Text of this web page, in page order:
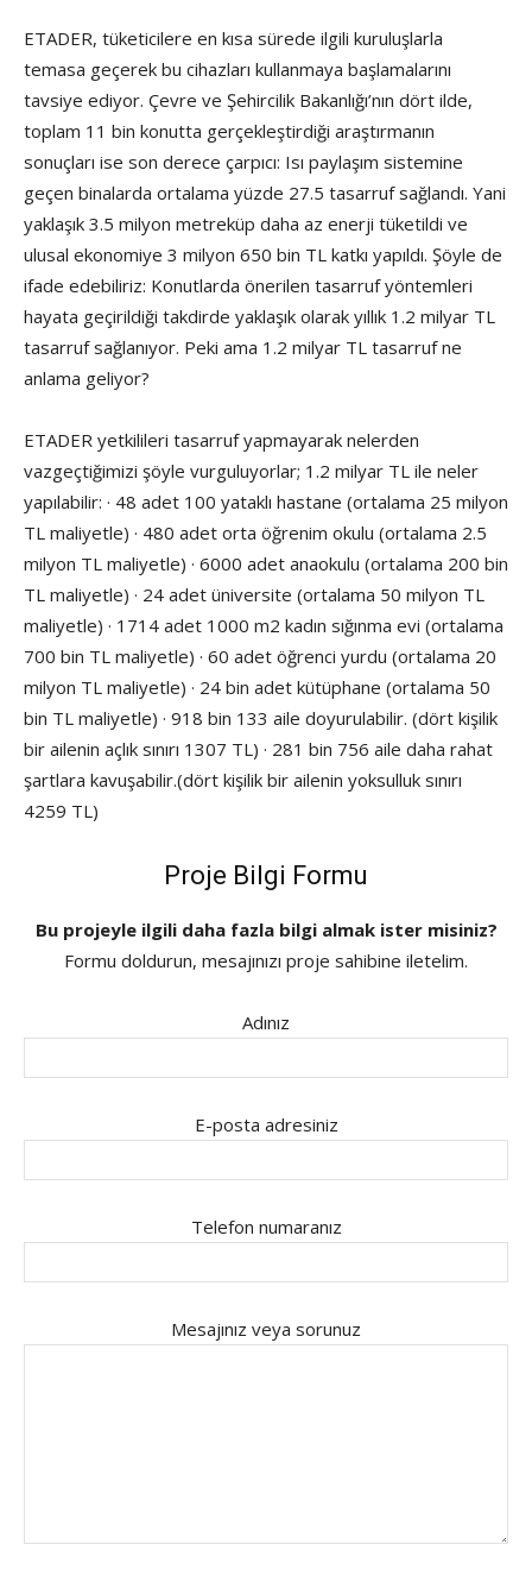
ETADER, tüketicilere en kısa sürede ilgili kuruluşlarla
temasa geçerek bu cihazları kullanmaya başlamalarını
tavsiye ediyor. Çevre ve Şehircilik Bakanlığı’nın dört ilde,
toplam 11 bin konutta gerçekleştirdiği araştırmanın
sonuçları ise son derece çarpıcı: Isı paylaşım sistemine
geçen binalarda ortalama yüzde 27.5 tasarruf sağlandı. Yani
yaklaşık 3.5 milyon metreküp daha az enerji tüketildi ve
ulusal ekonomiye 3 milyon 650 bin TL katkı yapıldı. Şöyle de
ifade edebiliriz: Konutlarda önerilen tasarruf yöntemleri
hayata geçirildiği takdirde yaklaşık olarak yıllık 1.2 milyar TL
tasarruf sağlanıyor. Peki ama 1.2 milyar TL tasarruf ne
anlama geliyor?
ETADER yetkilileri tasarruf yapmayarak nelerden
vazgeçtiğimizi şöyle vurguluyorlar; 1.2 milyar TL ile neler
yapılabilir: · 48 adet 100 yataklı hastane (ortalama 25 milyon
TL maliyetle) · 480 adet orta öğrenim okulu (ortalama 2.5
milyon TL maliyetle) · 6000 adet anaokulu (ortalama 200 bin
TL maliyetle) · 24 adet üniversite (ortalama 50 milyon TL
maliyetle) · 1714 adet 1000 m2 kadın sığınma evi (ortalama
700 bin TL maliyetle) · 60 adet öğrenci yurdu (ortalama 20
milyon TL maliyetle) · 24 bin adet kütüphane (ortalama 50
bin TL maliyetle) · 918 bin 133 aile doyurulabilir. (dört kişilik
bir ailenin açlık sınırı 1307 TL) · 281 bin 756 aile daha rahat
şartlara kavuşabilir.(dört kişilik bir ailenin yoksulluk sınırı
4259 TL)
Proje Bilgi Formu
Bu projeyle ilgili daha fazla bilgi almak ister misiniz?
Formu doldurun, mesajınızı proje sahibine iletelim.
Adınız
E-posta adresiniz
Telefon numaranız
Mesajınız veya sorunuz